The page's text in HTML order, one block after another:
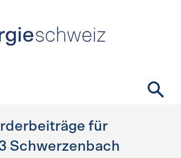
für
Schwerzenbach